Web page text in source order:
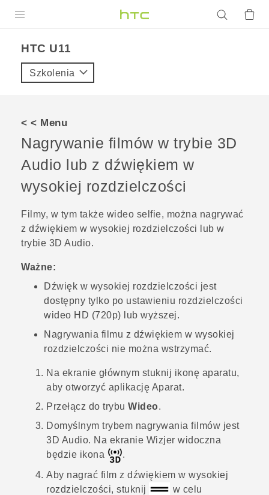
VIVE
VIVERSE
POMOC TECHNICZNA
Urządzenia i akcesoria HTC
Zaloguj się
HTC U11‎
Szkolenia
< < Menu
Nagrywanie filmów w trybie 3D
Audio lub z dźwiękiem w
wysokiej rozdzielczości
Filmy, w tym także wideo selfie, można nagrywać
z dźwiękiem w wysokiej rozdzielczości lub w
trybie 3D Audio.
Ważne:
Dźwięk w wysokiej rozdzielczości jest
dostępny tylko po ustawieniu rozdzielczości
wideo HD (720p) lub wyższej.
Nagrywania filmu z dźwiękiem w wysokiej
rozdzielczości nie można wstrzymać.
Na ekranie głównym stuknij ikonę aparatu,
aby otworzyć aplikację Aparat.
Przełącz do trybu Wideo.
Domyślnym trybem nagrywania filmów jest
3D Audio. Na ekranie Wizjer widoczna
będzie ikona
.
Aby nagrać film z dźwiękiem w wysokiej
rozdzielczości, stuknij
w celu